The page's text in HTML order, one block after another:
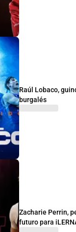
Raúl Lobaco,
burgalés
Zacharie Perrin,
futuro para